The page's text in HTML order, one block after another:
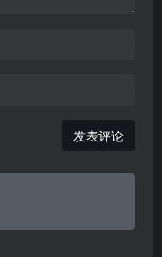
发表评论